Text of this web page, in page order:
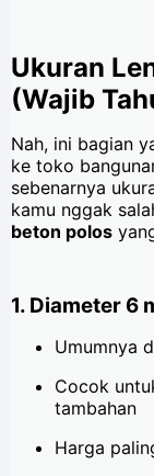
Ukuran
(Wajib
Nah, ini bagian
ke toko
sebenarnya
kamu nggak
beton polos
1. Diameter 6
Umumnya
Cocok
tambahan
Harga